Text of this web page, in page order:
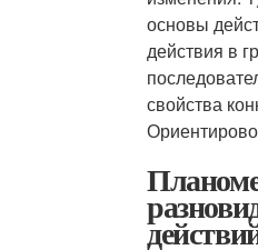
основы
действия в
свойства